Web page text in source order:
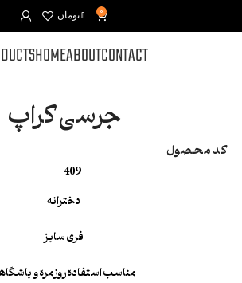
0
0 تومان
CONTACT
ABOUT
HOME
جرسی کراپ
کد محصول
409
دخترانه
فری سایز
مناسب استفاده روزمره و